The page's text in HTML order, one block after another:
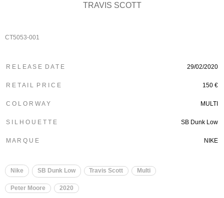
TRAVIS SCOTT
CT5053-001
R E L E A S E D A T E 29/02/2020
R E T A I L P R I C E 150 €
C O L O R W A Y MULTI
S I L H O U E T T E SB Dunk Low
M A R Q U E NIKE
Nike SB Dunk Low Travis Scott Multi
Peter Moore 2020